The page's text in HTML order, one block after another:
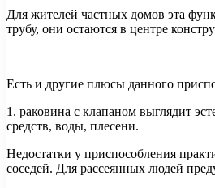
Для жителей частных домов эта
трубу, они остаются в центре
Есть и другие плюсы данного
1. раковина с клапаном выглядит
средств, воды, плесени.
Недостатки у приспособления
соседей. Для рассеянных людей